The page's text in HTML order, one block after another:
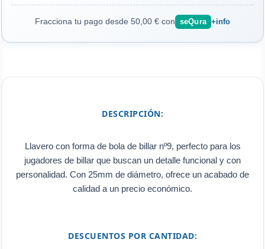
Fracciona tu pago desde 50,00 € con seQura +info
DESCRIPCIÓN:
Llavero con forma de bola de billar nº9, perfecto para los
jugadores de billar que buscan un detalle funcional y con
personalidad. Con 25mm de diámetro, ofrece un acabado de
calidad a un precio económico.
DESCUENTOS POR CANTIDAD: